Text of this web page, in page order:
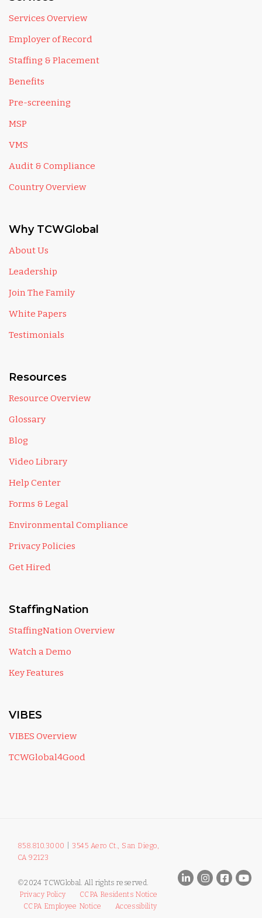
Services Overview
Employer of Record
Staffing & Placement
Benefits
Pre-screening
MSP
VMS
Audit & Compliance
Country Overview
Why TCWGlobal
About Us
Leadership
Join The Family
White Papers
Testimonials
Resources
Resource Overview
Glossary
Blog
Video Library
Help Center
Forms & Legal
Environmental Compliance
Privacy Policies
Get Hired
StaffingNation
StaffingNation Overview
Watch a Demo
Key Features
VIBES
VIBES Overview
TCWGlobal4Good
858.810.3000
3545 Aero Ct., San Diego,
CA 92123
©2024 TCWGlobal. All rights reserved.
Privacy Policy
CCPA Residents Notice
CCPA Employee Notice
Accessibility